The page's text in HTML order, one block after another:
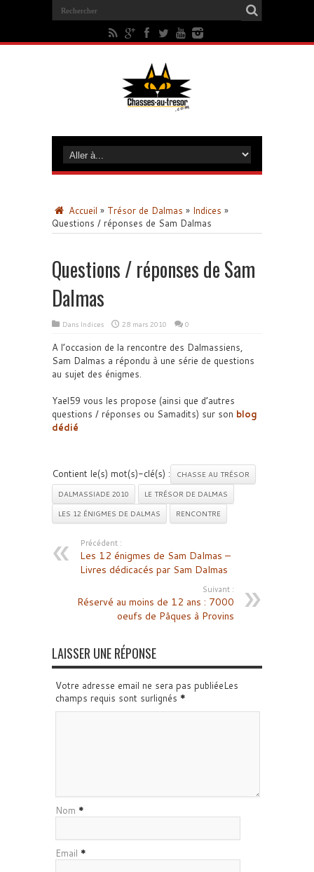
Accueil » Trésor de Dalmas » Indices »
Questions / réponses de Sam Dalmas
Questions / réponses de Sam
Dalmas
Dans Indices 28 mars 2010 0
A l’occasion de la rencontre des Dalmassiens,
Sam Dalmas a répondu à une série de questions
au sujet des énigmes.
Yael59 vous les propose (ainsi que d’autres
questions / réponses ou Samadits) sur son blog
dédié
Contient le(s) mot(s)-clé(s) :
CHASSE AU TRÉSOR
DALMASSIADE 2010
LE TRÉSOR DE DALMAS
LES 12 ÉNIGMES DE DALMAS
RENCONTRE
Précédent :
Les 12 énigmes de Sam Dalmas –
Livres dédicacés par Sam Dalmas
Suivant :
Réservé au moins de 12 ans : 7000
oeufs de Pâques à Provins
LAISSER UNE RÉPONSE
Votre adresse email ne sera pas publiéeLes
champs requis sont surlignés *
Nom *
Email *